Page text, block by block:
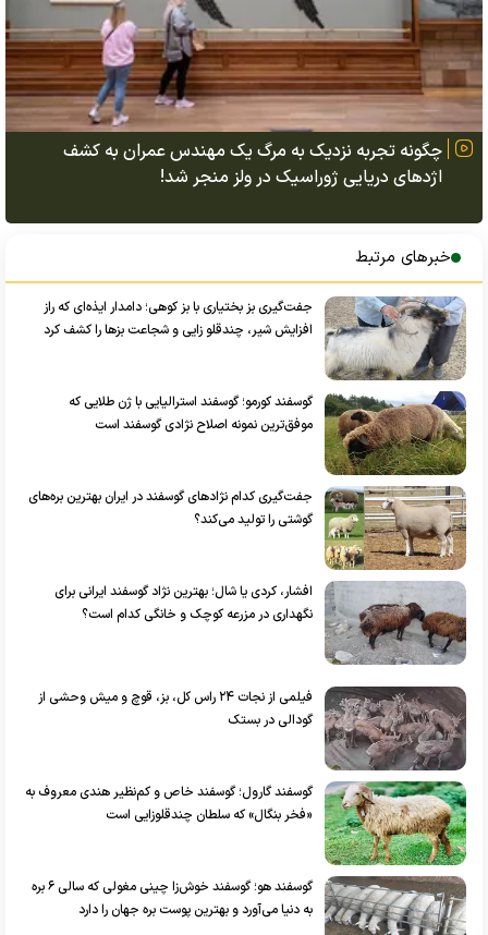
چگونه تجربه نزدیک به مرگ یک مهندس عمران به کشف
اژد‌های دریایی ژوراسیک در ولز منجر شد!
خبرهای مرتبط
جفت‌گیری بز بختیاری با بز کوهی؛ دامدار ایذه‌ای که راز
افزایش شیر، چندقلو زایی و شجاعت بزها را کشف کرد
گوسفند کورمو؛ گوسفند استرالیایی با ژن طلایی که
موفق‌ترین نمونه اصلاح نژادی گوسفند است
جفت‌گیری کدام نژاد‌های گوسفند در ایران بهترین بره‌های
گوشتی را تولید می‌کند؟
افشار، کردی یا شال؛ بهترین نژاد گوسفند ایرانی برای
نگهداری در مزرعه کوچک و خانگی کدام است؟
فیلمی از نجات ۲۴ راس کل، بز، قوچ و میش وحشی از
گودالی در بستک
گوسفند گارول؛ گوسفند خاص و کم‌نظیر هندی معروف به
«فخر بنگال» که سلطان چندقلوزایی است
گوسفند هو؛ گوسفند خوش‌زا چینی مغولی که سالی ۶ بره
به دنیا می‌آورد و بهترین پوست بره جهان را دارد